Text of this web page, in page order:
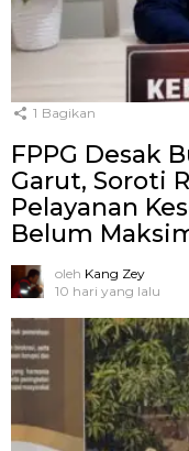
1 Bagikan
FPPG Desak
Garut, Soroti
Pelayanan
Belum
oleh Kang Zey
10 hari yang lalu